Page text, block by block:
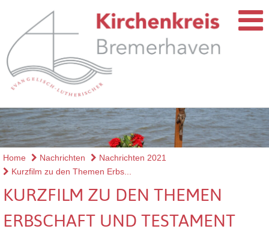
Home Nachrichten
Nachrichten 2021
Kurzfilm zu den Themen Erbs...
KURZFILM ZU DEN THEMEN
ERBSCHAFT UND TESTAMENT